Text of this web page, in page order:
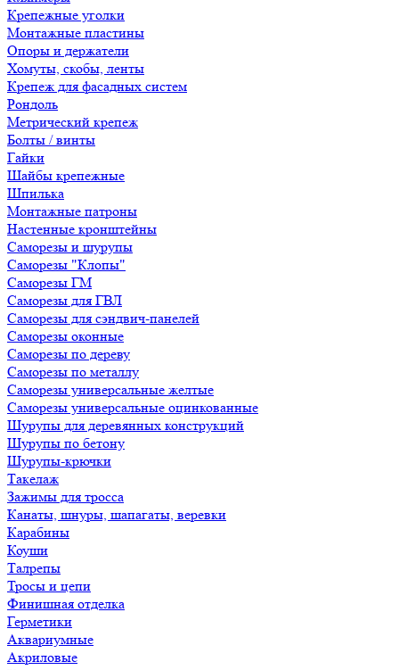
Крепежные уголки
Монтажные пластины
Опоры и держатели
Хомуты, скобы, ленты
Крепеж для фасадных систем
Рондоль
Метрический крепеж
Болты / винты
Гайки
Шайбы крепежные
Шпилька
Монтажные патроны
Настенные кронштейны
Саморезы и шурупы
Саморезы "Клопы"
Саморезы ГМ
Саморезы для ГВЛ
Саморезы для сэндвич-панелей
Саморезы оконные
Саморезы по дереву
Саморезы по металлу
Саморезы универсальные желтые
Саморезы универсальные оцинкованные
Шурупы для деревянных конструкций
Шурупы по бетону
Шурупы-крючки
Такелаж
Зажимы для тросса
Канаты, шнуры, шапагаты, веревки
Карабины
Коуши
Талрепы
Тросы и цепи
Финишная отделка
Герметики
Аквариумные
Акриловые